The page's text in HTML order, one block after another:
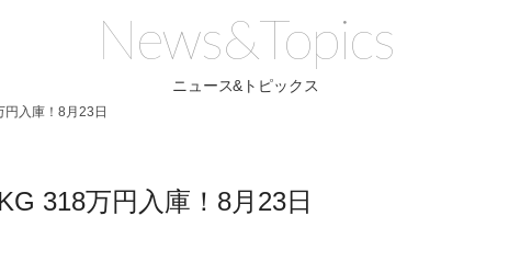
News&Topics
ニュース&トピックス
円入庫！8月23日
318万円入庫！8月23日